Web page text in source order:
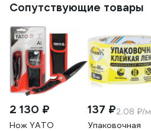
Сопутствующие товары
2 130 ₽
Нож YATO
137 ₽2.08 ₽/м
Упаковочная